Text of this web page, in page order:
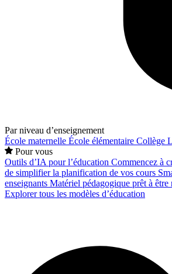
Par niveau d’enseignement
École maternelle École élémentaire Collège
Pour vous
Outils d’IA pour l’éducation Commencez à
de simplifier la planification de vos cours
enseignants Matériel pédagogique prêt à être
Explorer tous les modèles d’éducation